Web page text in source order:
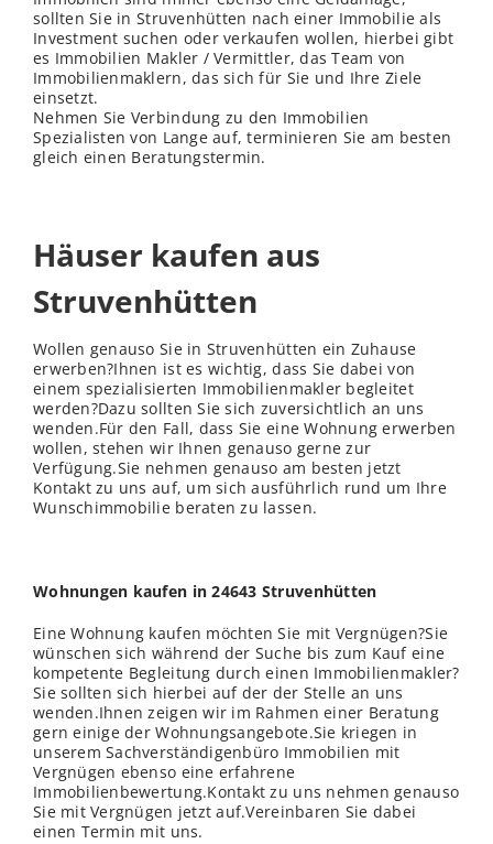
sollten Sie in Struvenhütten nach einer Immobilie als
Investment suchen oder verkaufen wollen, hierbei gibt
es Immobilien Makler / Vermittler, das Team von
Immobilienmaklern, das sich für Sie und Ihre Ziele
einsetzt.
Nehmen Sie Verbindung zu den Immobilien
Spezialisten von Lange auf, terminieren Sie am besten
gleich einen Beratungstermin.
Häuser kaufen aus
Struvenhütten
Wollen genauso Sie in Struvenhütten ein Zuhause
erwerben?Ihnen ist es wichtig, dass Sie dabei von
einem spezialisierten Immobilienmakler begleitet
werden?Dazu sollten Sie sich zuversichtlich an uns
wenden.Für den Fall, dass Sie eine Wohnung erwerben
wollen, stehen wir Ihnen genauso gerne zur
Verfügung.Sie nehmen genauso am besten jetzt
Kontakt zu uns auf, um sich ausführlich rund um Ihre
Wunschimmobilie beraten zu lassen.
Wohnungen kaufen in 24643 Struvenhütten
Eine Wohnung kaufen möchten Sie mit Vergnügen?Sie
wünschen sich während der Suche bis zum Kauf eine
kompetente Begleitung durch einen Immobilienmakler?
Sie sollten sich hierbei auf der der Stelle an uns
wenden.Ihnen zeigen wir im Rahmen einer Beratung
gern einige der Wohnungsangebote.Sie kriegen in
unserem Sachverständigenbüro Immobilien mit
Vergnügen ebenso eine erfahrene
Immobilienbewertung.Kontakt zu uns nehmen genauso
Sie mit Vergnügen jetzt auf.Vereinbaren Sie dabei
einen Termin mit uns.